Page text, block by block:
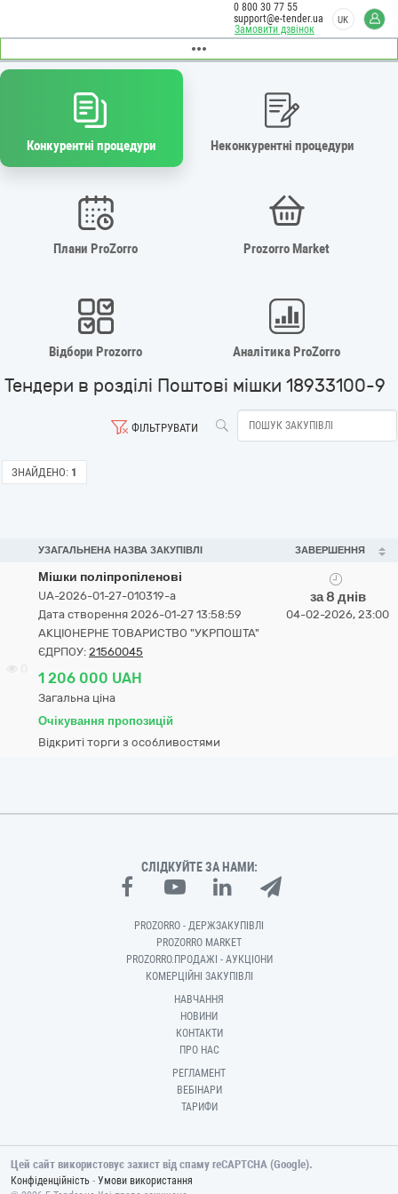
Замовити дзвінок
0 800 30 77 55
support@e-tender.ua
UK
Конкурентні процедури Неконкурентні процедури
Плани ProZorro Prozorro Market
Відбори Prozorro Аналітика ProZorro
Тендери в розділі Поштові мішки 18933100-9
ФІЛЬТРУВАТИ
ЗНАЙДЕНО: 1
УЗАГАЛЬНЕНА НАЗВА ЗАКУПІВЛІ ЗАВЕРШЕННЯ
Мішки поліпропіленові
UA-2026-01-27-010319-a
Дата створення 2026-01-27 13:58:59
АКЦІОНЕРНЕ ТОВАРИСТВО "УКРПОШТА"
ЄДРПОУ: 21560045
1 206 000 UAH
Загальна ціна
Очікування пропозицій
Відкриті торги з особливостями
за 8 днів
04-02-2026, 23:00
СЛІДКУЙТЕ ЗА НАМИ:
PROZORRO - ДЕРЖЗАКУПІВЛІ
PROZORRO MARKET
PROZORRO.ПРОДАЖІ - АУКЦІОНИ
КОМЕРЦІЙНІ ЗАКУПІВЛІ
НАВЧАННЯ
НОВИНИ
КОНТАКТИ
ПРО НАС
РЕГЛАМЕНТ
ВЕБІНАРИ
ТАРИФИ
Цей сайт використовує захист від спаму reCAPTCHA (Google).
Конфіденційність - Умови використання